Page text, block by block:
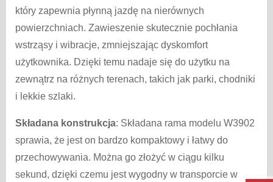
który zapewnia płynną jazdę na nierównych
powierzchniach. Zawieszenie skutecznie pochłania
wstrząsy i wibracje, zmniejszając dyskomfort
użytkownika. Dzięki temu nadaje się do użytku na
zewnątrz na różnych terenach, takich jak parki, chodniki
i lekkie szlaki.
Składana konstrukcja: Składana rama modelu W3902
sprawia, że jest on bardzo kompaktowy i łatwy do
przechowywania. Można go złożyć w ciągu kilku
sekund, dzięki czemu jest wygodny w transporcie w